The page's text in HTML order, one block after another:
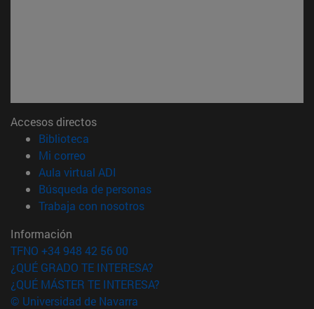
Accesos directos
Biblioteca
Mi correo(abre en nueva ventana)
Aula virtual ADI
Búsqueda de personas(abre en nueva ventana)
Trabaja con nosotros(abre en nueva ventana)
Información
TFNO +34 948 42 56 00
¿QUÉ GRADO TE INTERESA?
¿QUÉ MÁSTER TE INTERESA?
© Universidad de Navarra